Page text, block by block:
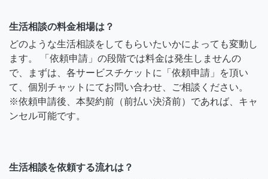
生活相談の料金相場は？
どのような生活相談をしてもらいたいかによっても変動し
ます。 「依頼申請」の段階では料金は発生しませんの
で、まずは、各サービスチケットに「依頼申請」を頂い
て、個別チャットにてお問い合わせ、ご相談ください。
※依頼申請後、本契約前（前払い決済前）であれば、キャ
ンセル可能です。
生活相談を依頼する流れは？